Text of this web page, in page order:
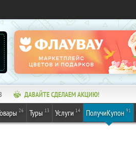
ДАВАЙТЕ СДЕЛАЕМ АКЦИЮ!
26 Туры 13 Услуги 14 ПолучиКупон 91